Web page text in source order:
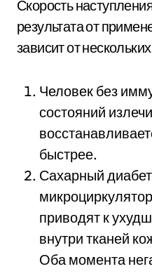
Скорость
результата от
зависит от
Человек без
состояний
быстрее.
Сахарный
приводят к
внутри тканей
Оба момента